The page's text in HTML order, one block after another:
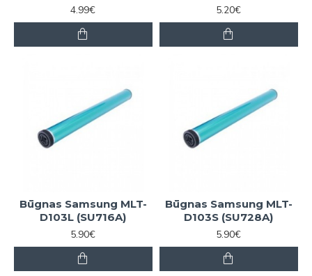
4.99€
5.20€
Būgnas Samsung MLT-
D103L (SU716A)
5.90€
Būgnas Samsung MLT-
D103S (SU728A)
5.90€